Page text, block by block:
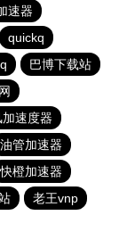
速器
quickq
巴博下载站
速度器
油管加速器
快橙加速器
老王vnp